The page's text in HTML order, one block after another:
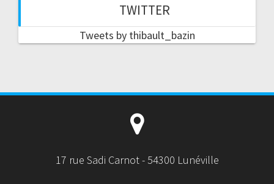
TWITTER
Tweets by thibault_bazin
17 rue Sadi Carnot - 54300 Lunéville